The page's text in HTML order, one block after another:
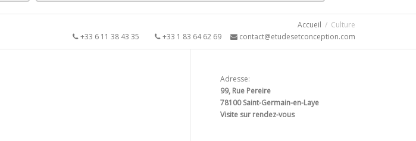
Accueil
Culture
+33 6 11 38 43 35
+33 1 83 64 62 69 contact@etudesetconception.com
Adresse:
99, Rue Pereire
78100 Saint-Germain-en-Laye
Visite sur rendez-vous